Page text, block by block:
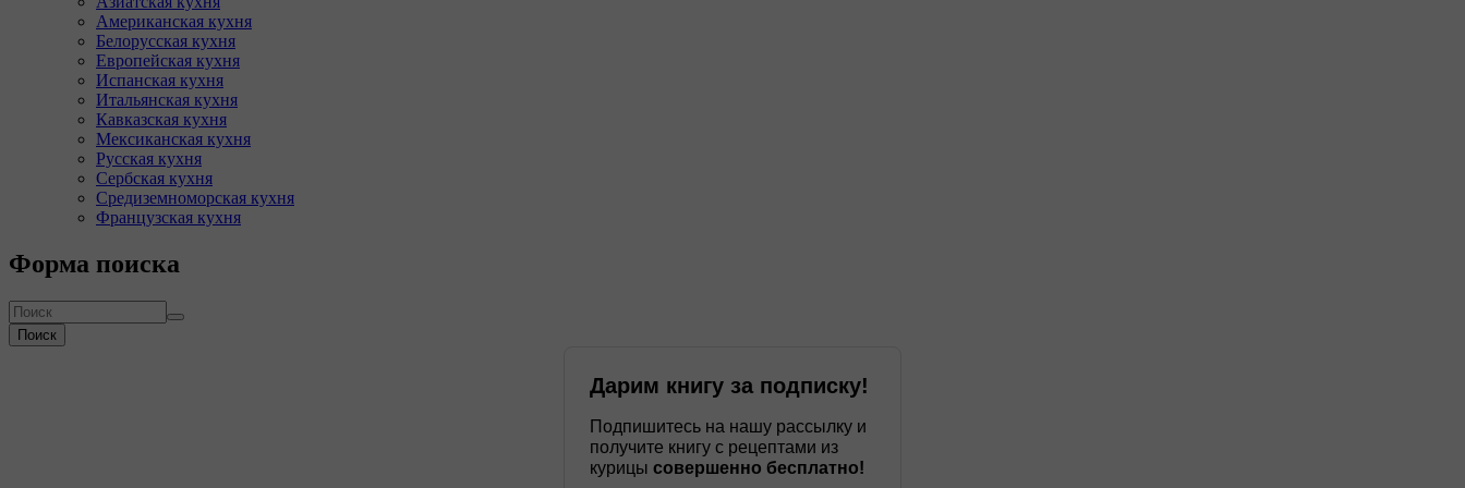
Американская кухня
Белорусская кухня
Европейская кухня
Испанская кухня
Итальянская кухня
Кавказская кухня
Мексиканская кухня
Русская кухня
Сербская кухня
Средиземноморская кухня
Французская кухня
Форма поиска
Поиск
Дарим книгу за подписку!
Подпишитесь на нашу рассылку и
получите книгу с рецептами из
курицы совершенно бесплатно!